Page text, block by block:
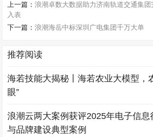
上一篇：浪潮卓数大数据助力济南轨道交通集
入表
下一篇：浪潮海岳中标深圳广电集团千万大单
推荐阅读
海若技能大揭秘丨海若农业大模型，
眼”
浪潮云两大案例获评2025年电子信息
与品牌建设典型案例